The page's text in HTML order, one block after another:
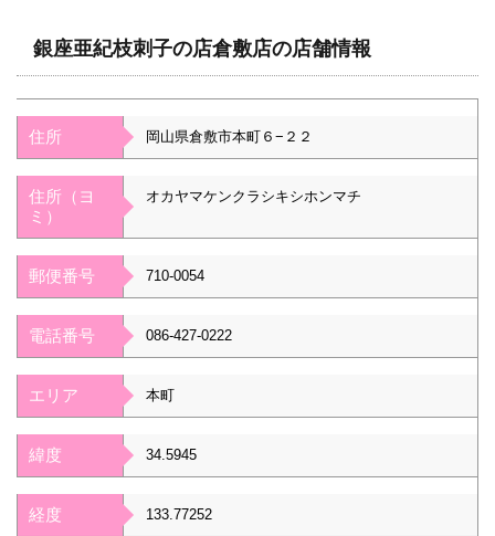
銀座亜紀枝刺子の店倉敷店の店舗情報
住所 岡山県倉敷市本町６−２２
住所（ヨ
ミ）
オカヤマケンクラシキシホンマチ
郵便番号 710-0054
電話番号 086-427-0222
エリア 本町
緯度 34.5945
経度 133.77252